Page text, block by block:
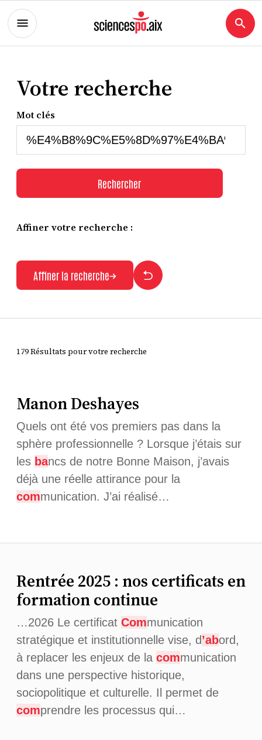
Votre recherche
Mot clés
Rechercher
Affiner votre recherche :
Affiner la recherche
179 Résultats pour votre recherche
Manon Deshayes
Quels ont été vos premiers pas dans la
sphère professionnelle ? Lorsque j’étais sur
les bancs de notre Bonne Maison, j’avais
déjà une réelle attirance pour la
communication. J’ai réalisé…
Rentrée 2025 : nos certificats en
formation continue
…2026 Le certificat Communication
stratégique et institutionnelle vise, d’abord,
à replacer les enjeux de la communication
dans une perspective historique,
sociopolitique et culturelle. Il permet de
comprendre les processus qui…